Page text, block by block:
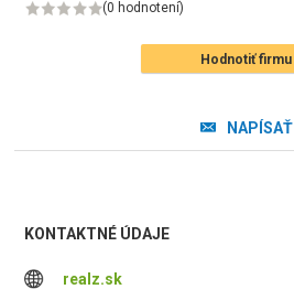
(0 hodnotení)
Hodnotiť firmu
NAPÍSAŤ
KONTAKTNÉ ÚDAJE
realz.sk